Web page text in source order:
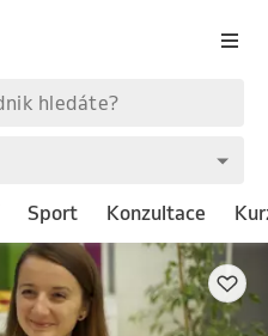
Sport Konzultace